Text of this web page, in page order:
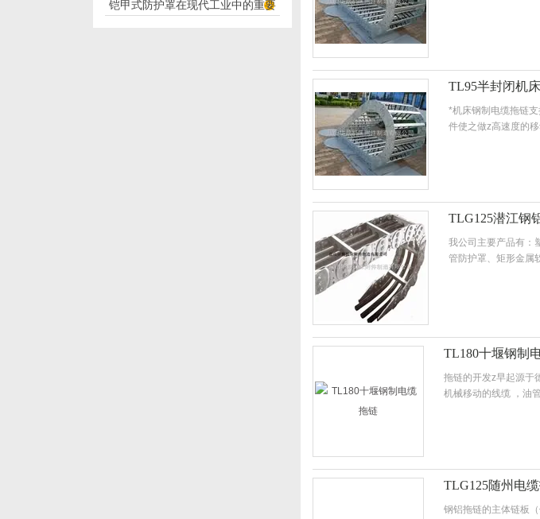
应用
铠甲式防护罩在现代工业中的重要
TL95半封闭机
*机床钢制电缆拖链
件使之做z高速度的
TLG125潜江钢
我公司主要产品有：
管防护罩、矩形金属
TL180十堰钢制
拖链的开发z早起源于
机械移动的线缆 ，油
TLG125随州电
钢铝拖链的主体链板